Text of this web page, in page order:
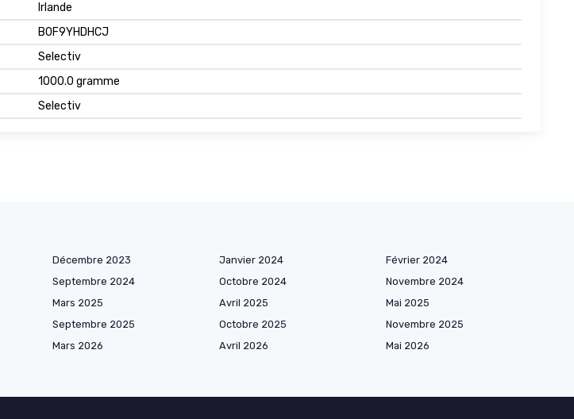
‎Irlande
B0F9YHDHCJ
Selectiv
1000.0 gramme
Selectiv
Décembre 2023 Janvier 2024
Février 2024
Septembre 2024 Octobre 2024
Novembre 2024
Mars 2025 Avril 2025
Mai 2025
Septembre 2025 Octobre 2025
Novembre 2025
Mars 2026 Avril 2026
Mai 2026